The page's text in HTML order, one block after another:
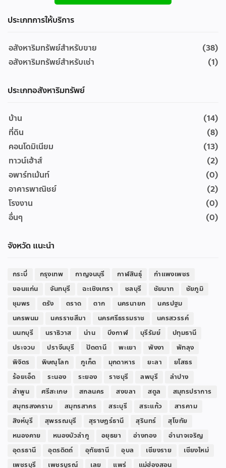
ประเภทการให้บริการ
อสังหาริมทรัพย์สำหรับขาย
(38)
อสังหาริมทรัพย์สำหรับเช่า
(1)
ประเภทอสังหาริมทรัพย์
บ้าน
(14)
ที่ดิน
(8)
คอนโดมิเนียม
(13)
ทาวน์เฮ้าส์
(2)
อพาร์ทเม้นท์
(0)
อาคารพาณิชย์
(2)
โรงงาน
(0)
อื่นๆ
(0)
จังหวัด แนะนำ
กระบี่ กรุงเทพ กาญจนบุรี กาฬสินธุ์
กำแพงเพชร
ขอนแก่น
จันทบุรี ฉะเชิงเทรา ชลบุรี ชัยนาท
ชัยภูมิ
ชุมพร
ตรัง ตราด ตาก นครนายก
นครปฐม
นครพนม
นครราชสีมา นครศรีธรรมราช
นครสวรรค์
นนทบุรี
นราธิวาส น่าน บึงกาฬ บุรีรัมย์
ปทุมธานี
ประจวบ
ปราจีนบุรี ปัตตานี พะเยา พังงา
พัทลุง
พิจิตร
พิษณุโลก ภูเก็ต มุกดาหาร ยะลา
ยโสธร
ร้อยเอ็ด
ระนอง ระยอง ราชบุรี ลพบุรี
ลำปาง
ลำพูน
ศรีสะเกษ สกลนคร สงขลา สตูล
สมุทรปราการ
สมุทรสงคราม
สมุทรสาคร สระบุรี สระแก้ว
สารคาม
สิงห์บุรี
สุพรรณบุรี สุราษฎร์ธานี สุรินทร์
สุโขทัย
หนองคาย
หนองบัวลำภู อยุธยา อ่างทอง
อำนาจเจริญ
อุดรธานี
อุตรดิตถ์ อุทัยธานี อุบล เชียงราย
เชียงใหม่
เพชรบุรี
เพชรบูรณ์ เลย แพร่ แม่ฮ่องสอน